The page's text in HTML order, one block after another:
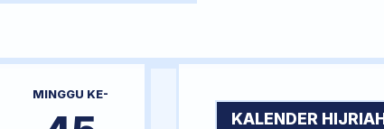
MINGGU KE-
KALENDER